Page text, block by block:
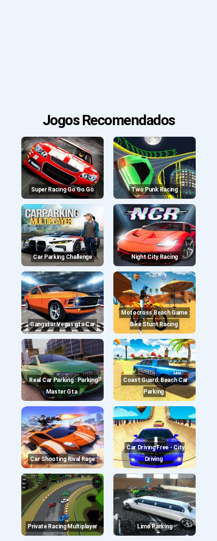
Jogos Recomendados
Super Racing Go Go Go Two Punk Racing
Car Parking Challenge Night City Racing
Gangstar Vegas:gta Car
Motocross Beach Game :
Bike Stunt Racing
Real Car Parking : Parking
Master Gta
Coast Guard: Beach Car
Parking
Car Shooting Rival Rage
Car Driving Free - City
Driving
Private Racing Multiplayer Limo Parking